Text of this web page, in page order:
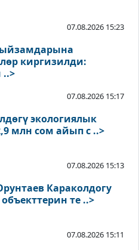
07.08.2026 15:23
киргизилди:
07.08.2026 15:17
экологиялык
млн сом айып с ..>
07.08.2026 15:13
Караколдогу
те ..>
07.08.2026 15:11